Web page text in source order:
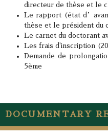
directeur de thèse et le
Le rapport (état
thèse et le président du
Le carnet du doctorant
Les frais d'inscription
Demande de
5ème
DOCUMENTARY